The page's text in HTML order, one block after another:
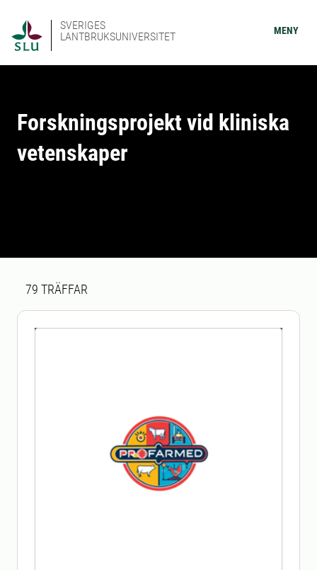
SVERIGES
LANTBRUKSUNIVERSITET
MENY
Forskningsprojekt vid kliniska
vetenskaper
Sökresultat
79 TRÄFFAR